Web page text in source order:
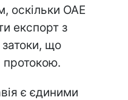
оскільки ОАЕ
експорт з
що
протокою.
є єдиними